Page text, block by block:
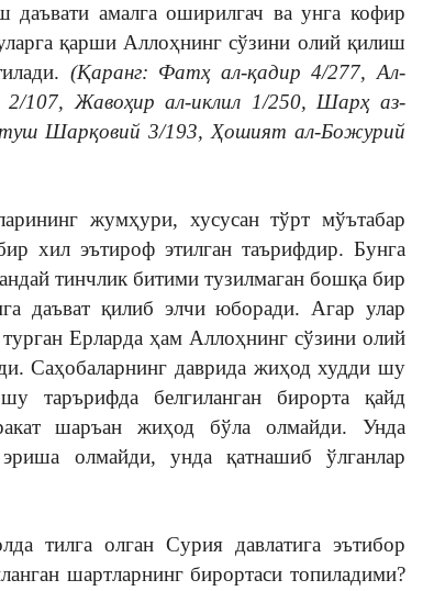
даъвати амалга оширилгач ва унга кофир
қарши Аллоҳнинг сўзини олий қилиш
(Қаранг: Фатҳ ал-қадир 4/277, Ал-
107, Жавоҳир ал-иклил 1/250, Шарҳ аз-
Шарқовий 3/193, Ҳошият ал-Божурий
жумҳури, хусусан тўрт мўътабар
хил эътироф этилган таърифдир. Бунга
тинчлик битими тузилмаган бошқа бир
даъват қилиб элчи юборади. Агар улар
Ерларда ҳам Аллоҳнинг сўзини олий
Саҳобаларнинг даврида жиҳод худди шу
тарърифда белгиланган бирорта қайд
шаръан жиҳод бўла олмайди. Унда
олмайди, унда қатнашиб ўлганлар
тилга олган Сурия давлатига эътибор
шартларнинг бирортаси топиладими?